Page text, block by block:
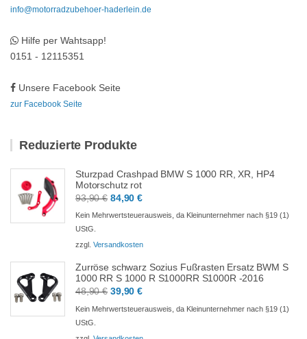
info@motorradzubehoer-haderlein.de
Hilfe per Wahtsapp!
0151 - 12115351
Unsere Facebook Seite
zur Facebook Seite
Reduzierte Produkte
Sturzpad Crashpad BMW S 1000 RR, XR, HP4
Motorschutz rot
93,90€ Ursprünglicher
Preis
93,90 €
84,90€Aktueller
Preis
84,90 €.
Kein Mehrwertsteuerausweis, da Kleinunternehmer nach §19 (1)
UStG.
zzgl. Versandkosten
Zurröse schwarz Sozius Fußrasten Ersatz BWM S
1000 RR S 1000 R S1000RR S1000R -2016
48,90€ Ursprünglicher
Preis
39,90€Aktueller
Preis
Kein Mehrwertsteuerausweis, da Kleinunternehmer nach §19 (1)
UStG.